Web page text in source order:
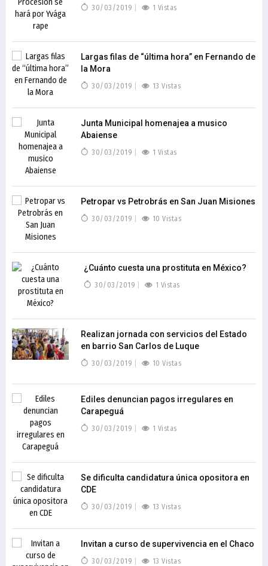
30/03/2019 1 Vistas
Largas filas de “última hora” en Fernando de
la Mora
30/03/2019 13 Vistas
Junta Municipal homenajea a musico
Abaiense
30/03/2019 1 Vistas
Petropar vs Petrobrás en San Juan Misiones
30/03/2019 10 Vistas
¿Cuánto cuesta una prostituta en México?
30/03/2019 1 Vistas
Realizan jornada con servicios del Estado
en barrio San Carlos de Luque
30/03/2019 10 Vistas
Ediles denuncian pagos irregulares en
Carapeguá
30/03/2019 1 Vistas
Se dificulta candidatura única opositora en
CDE
30/03/2019 13 Vistas
Invitan a curso de supervivencia en el Chaco
30/03/2019 13 Vistas